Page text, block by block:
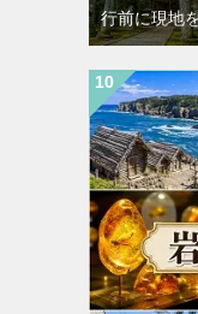
行前に現地